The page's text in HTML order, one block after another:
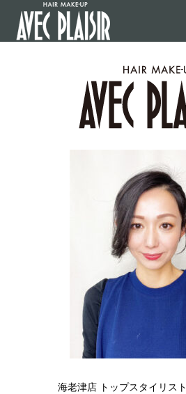
海老津店 トップスタイリスト